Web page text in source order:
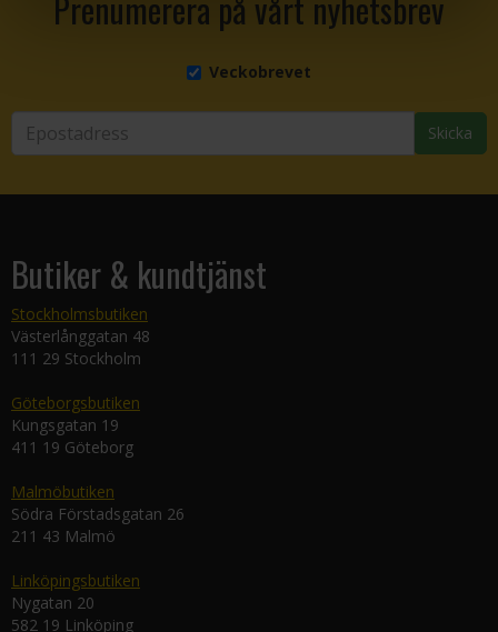
Veckobrevet
Skicka
Butiker & kundtjänst
Stockholmsbutiken
Västerlånggatan 48
111 29 Stockholm
Göteborgsbutiken
Kungsgatan 19
411 19 Göteborg
Malmöbutiken
Södra Förstadsgatan 26
211 43 Malmö
Linköpingsbutiken
Nygatan 20
582 19 Linköping